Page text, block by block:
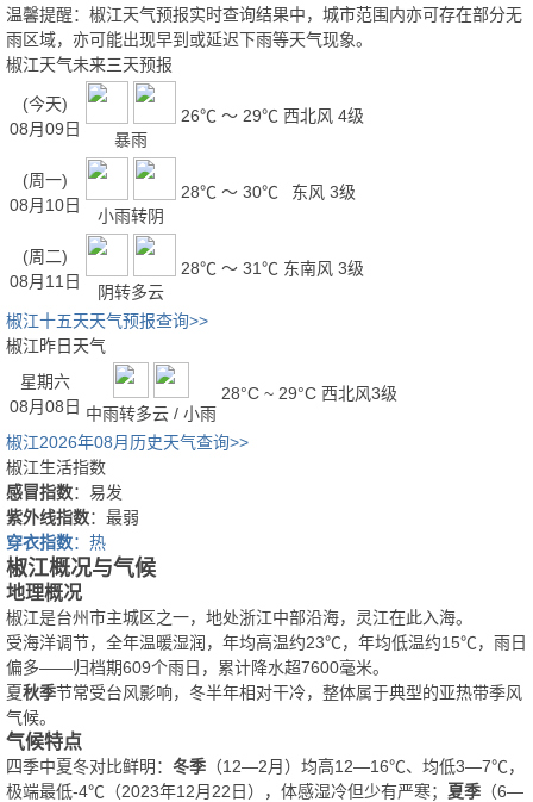
温馨提醒：椒江天气预报实时查询结果中，城市范围内亦可存在部分无
雨区域，亦可能出现早到或延迟下雨等天气现象。
椒江天气未来三天预报
(今天)
08月09日
暴雨
26℃ ～ 29℃ 西北风 4级
(周一)
08月10日
小雨转阴
28℃ ～ 30℃ 东风 3级
(周二)
08月11日
阴转多云
28℃ ～ 31℃ 东南风 3级
椒江十五天天气预报查询>>
椒江昨日天气
星期六
08月08日 中雨转多云 / 小雨
28°C ~ 29°C 西北风3级
椒江2026年08月历史天气查询>>
椒江生活指数
感冒指数：易发
紫外线指数：最弱
穿衣指数：热
椒江概况与气候
地理概况
椒江是台州市主城区之一，地处浙江中部沿海，灵江在此入海。
受海洋调节，全年温暖湿润，年均高温约23℃，年均低温约15℃，雨日
偏多——归档期609个雨日，累计降水超7600毫米。
夏秋季节常受台风影响，冬半年相对干冷，整体属于典型的亚热带季风
气候。
气候特点
四季中夏冬对比鲜明： 冬季 （12—2月）均高12—16℃、均低3—7℃，
极端最低-4℃（2023年12月22日），体感湿冷但少有严寒； 夏季 （6—